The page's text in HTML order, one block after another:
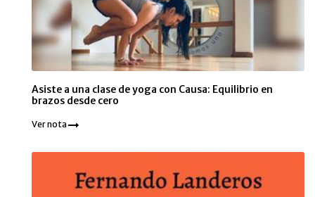
Asiste a una clase de yoga con Causa: Equilibrio en
brazos desde cero
Ver nota